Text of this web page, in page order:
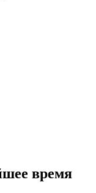
время